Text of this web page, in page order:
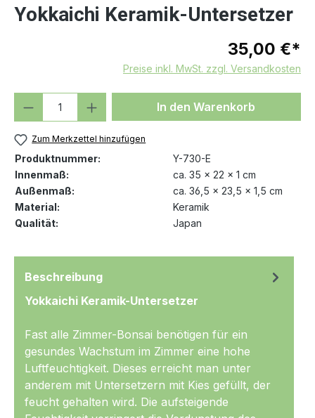
Yokkaichi Keramik-Untersetzer
35,00 €*
Preise inkl. MwSt. zzgl. Versandkosten
Produkt Anzahl: Gib denIn den Warenkorb
Zum Merkzettel hinzufügen
Produktnummer:
Y-730-E
Innenmaß:
ca. 35 x 22 x 1 cm
Außenmaß:
ca. 36,5 x 23,5 x 1,5 cm
Material:
Keramik
Qualität:
Japan
Beschreibung
Yokkaichi Keramik-Untersetzer
Fast alle Zimmer-Bonsai benötigen für ein
gesundes Wachstum im Zimmer eine hohe
Luftfeuchtigkeit. Dieses erreicht man unter
anderem mit Untersetzern mit Kies gefüllt, der
feucht gehalten wird. Die aufsteigende